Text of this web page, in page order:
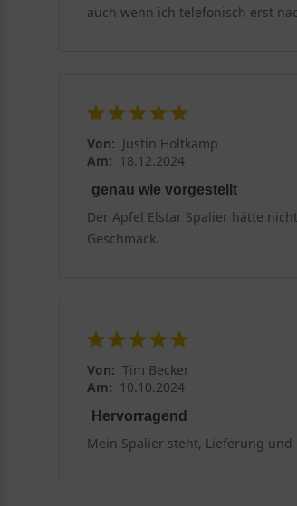
auch wenn ich telefonisch erst
Von: Justin Holtkamp
Am: 18.12.2024
genau wie vorgestellt
Der Apfel Elstar Spalier hätte
Geschmack.
Von: Tim Becker
Am: 10.10.2024
Hervorragend
Mein Spalier steht, Lieferung